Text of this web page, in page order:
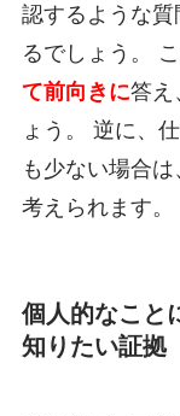
認するような質
るでしょう。
て前向きに答え
ょう。 逆に、
も少ない場合
考えられます。
個人的なこと
知りたい証拠